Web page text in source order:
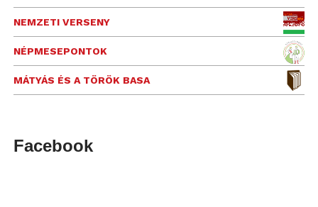
NEMZETI VERSENY
NÉPMESEPONTOK
MÁTYÁS ÉS A TÖRÖK BASA
Facebook